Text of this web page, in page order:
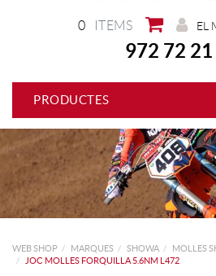
0 ITEMS EL
972 72
PRODUCTES
WEB SHOP MARQUES SHOWA
MOLLES
JOC MOLLES FORQUILLA 5.6NM L472